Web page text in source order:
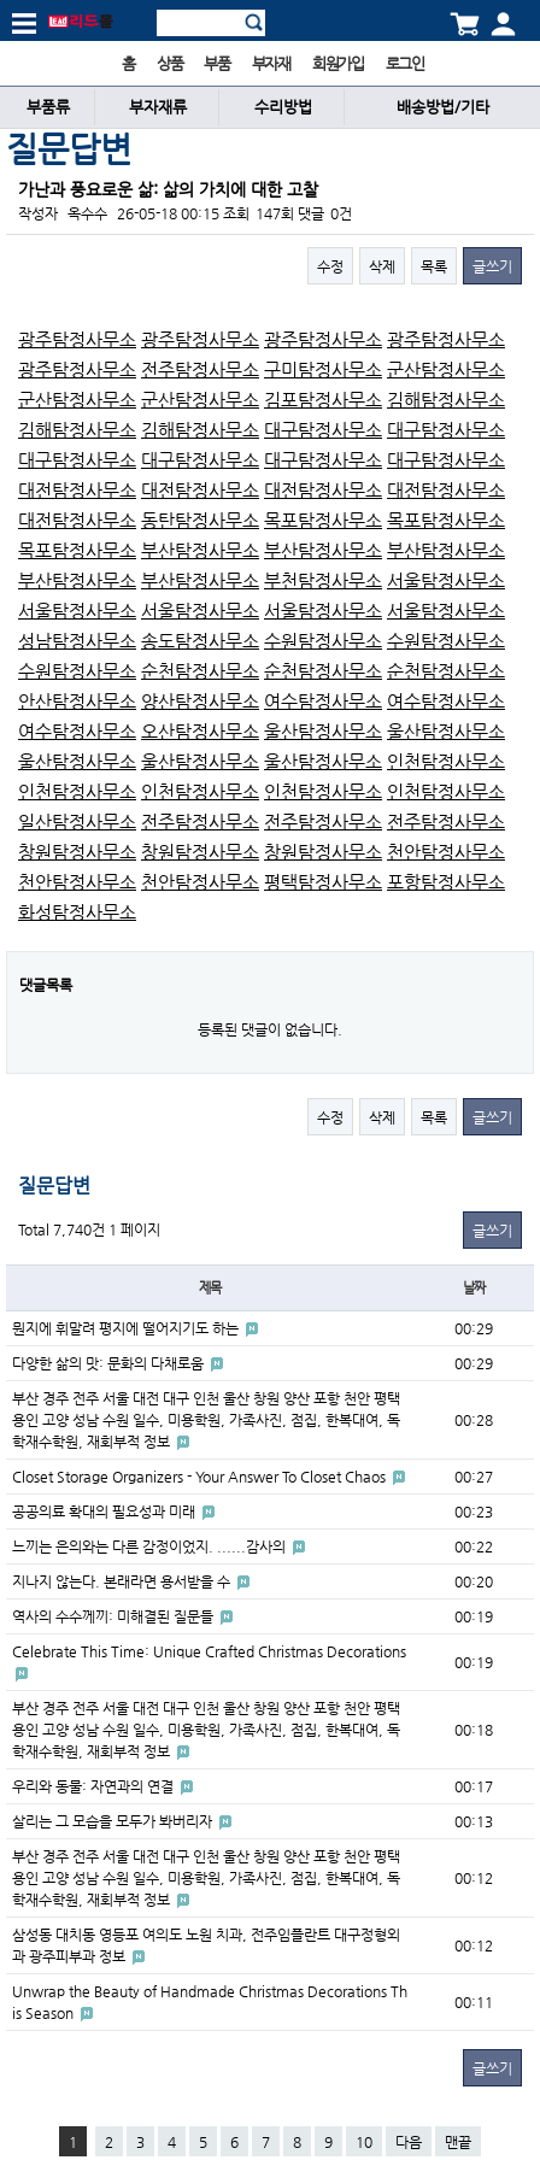
홈 상품 부품 부자재 회원가입 로그인
부품류 부자재류 수리방법 배송방법/기타
질문답변
가난과 풍요로운 삶: 삶의 가치에 대한 고찰
작성자 옥수수 26-05-18 00:15 조회 147회 댓글 0건
수정 삭제 목록 글쓰기
광주탐정사무소 광주탐정사무소 광주탐정사무소 광주탐정사무소
광주탐정사무소 전주탐정사무소 구미탐정사무소 군산탐정사무소
군산탐정사무소 군산탐정사무소 김포탐정사무소 김해탐정사무소
김해탐정사무소 김해탐정사무소 대구탐정사무소 대구탐정사무소
대구탐정사무소 대구탐정사무소 대구탐정사무소 대구탐정사무소
대전탐정사무소 대전탐정사무소 대전탐정사무소 대전탐정사무소
대전탐정사무소 동탄탐정사무소 목포탐정사무소 목포탐정사무소
목포탐정사무소 부산탐정사무소 부산탐정사무소 부산탐정사무소
부산탐정사무소 부산탐정사무소 부천탐정사무소 서울탐정사무소
서울탐정사무소 서울탐정사무소 서울탐정사무소 서울탐정사무소
성남탐정사무소 송도탐정사무소 수원탐정사무소 수원탐정사무소
수원탐정사무소 순천탐정사무소 순천탐정사무소 순천탐정사무소
안산탐정사무소 양산탐정사무소 여수탐정사무소 여수탐정사무소
여수탐정사무소 오산탐정사무소 울산탐정사무소 울산탐정사무소
울산탐정사무소 울산탐정사무소 울산탐정사무소 인천탐정사무소
인천탐정사무소 인천탐정사무소 인천탐정사무소 인천탐정사무소
일산탐정사무소 전주탐정사무소 전주탐정사무소 전주탐정사무소
창원탐정사무소 창원탐정사무소 창원탐정사무소 천안탐정사무소
천안탐정사무소 천안탐정사무소 평택탐정사무소 포항탐정사무소
화성탐정사무소
댓글목록
등록된 댓글이 없습니다.
수정 삭제 목록 글쓰기
질문답변
Total 7,740건 1 페이지 글쓰기
제목 날짜
뭔지에 휘말려 평지에 떨어지기도 하는 00:29
다양한 삶의 맛: 문화의 다채로움 00:29
부산 경주 전주 서울 대전 대구 인천 울산 창원 양산 포항 천안 평택
용인 고양 성남 수원 일수, 미용학원, 가족사진, 점집, 한복대여, 독
학재수학원, 재회부적 정보
00:28
Closet Storage Organizers - Your Answer To Closet Chaos 00:27
공공의료 확대의 필요성과 미래 00:23
느끼는 은의와는 다른 감정이었지. ......감사의 00:22
지나지 않는다. 본래라면 용서받을 수 00:20
역사의 수수께끼: 미해결된 질문들 00:19
Celebrate This Time: Unique Crafted Christmas Decorations
00:19
부산 경주 전주 서울 대전 대구 인천 울산 창원 양산 포항 천안 평택
용인 고양 성남 수원 일수, 미용학원, 가족사진, 점집, 한복대여, 독
학재수학원, 재회부적 정보
00:18
우리와 동물: 자연과의 연결 00:17
살리는 그 모습을 모두가 봐버리자 00:13
부산 경주 전주 서울 대전 대구 인천 울산 창원 양산 포항 천안 평택
용인 고양 성남 수원 일수, 미용학원, 가족사진, 점집, 한복대여, 독
학재수학원, 재회부적 정보
00:12
삼성동 대치동 영등포 여의도 노원 치과, 전주임플란트 대구정형외
과 광주피부과 정보
00:12
Unwrap the Beauty of Handmade Christmas Decorations Th
is Season
00:11
글쓰기
1 2 3 4 5 6 7 8 9 10 다음 맨끝